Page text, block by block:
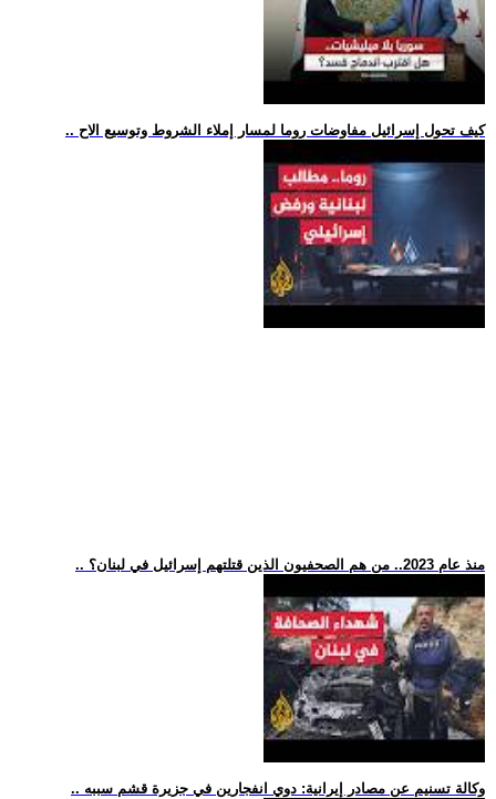
.. كيف تحول إسرائيل مفاوضات روما لمسار إملاء الشروط وتوسيع الاح
.. منذ عام 2023.. من هم الصحفيون الذين قتلتهم إسرائيل في لبنان؟
.. وكالة تسنيم عن مصادر إيرانية: دوي انفجارين في جزيرة قشم سببه